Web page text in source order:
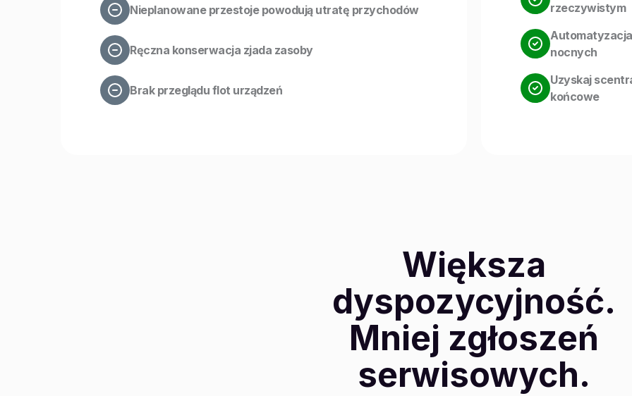
Nieplanowane przestoje powodują utratę przychodów
Ręczna konserwacja zjada zasoby
Brak przeglądu flot urządzeń
rzeczywistym
nocnych
Uzyskaj
końcowe
Większa
dyspozycyjność.
Mniej zgłoszeń
serwisowych.